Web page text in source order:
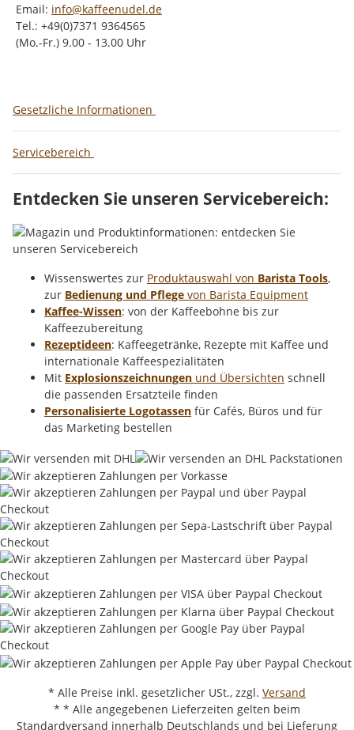
Email: info@kaffeenudel.de
Tel.: +49(0)7371 9364565
(Mo.-Fr.) 9.00 - 13.00 Uhr
Gesetzliche Informationen
Servicebereich
Entdecken Sie unseren Servicebereich:
Wissenswertes zur Produktauswahl von Barista Tools,
zur Bedienung und Pflege von Barista Equipment
Kaffee-Wissen: von der Kaffeebohne bis zur
Kaffeezubereitung
Rezeptideen: Kaffeegetränke, Rezepte mit Kaffee und
internationale Kaffeespezialitäten
Mit Explosionszeichnungen und Übersichten schnell
die passenden Ersatzteile finden
Personalisierte Logotassen für Cafés, Büros und für
das Marketing bestellen
* Alle Preise inkl. gesetzlicher USt., zzgl. Versand
* * Alle angegebenen Lieferzeiten gelten beim
Standardversand innerhalb Deutschlands und bei Lieferung